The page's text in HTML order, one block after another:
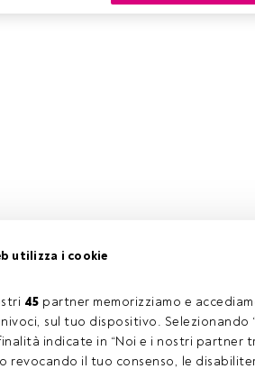
utilizza i cookie
45 partner memorizziamo e
sul tuo dispositivo.
indicate in “Noi e i nostri partner
revocando il tuo consenso, le